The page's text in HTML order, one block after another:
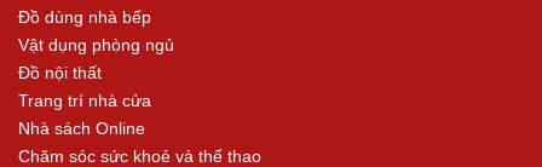
Đồ dùng nhà bếp
Vật dụng phòng ngủ
Đồ nội thất
Trang trí nhà cửa
Nhà sách Online
Chăm sóc sức khoẻ và thể thao